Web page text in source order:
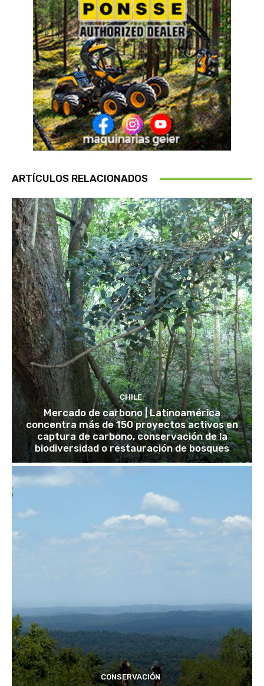
ARTÍCULOS RELACIONADOS
CHILE
Mercado de carbono | Latinoamérica
concentra más de 150 proyectos activos en
captura de carbono, conservación de la
biodiversidad o restauración de bosques
CONSERVACIÓN